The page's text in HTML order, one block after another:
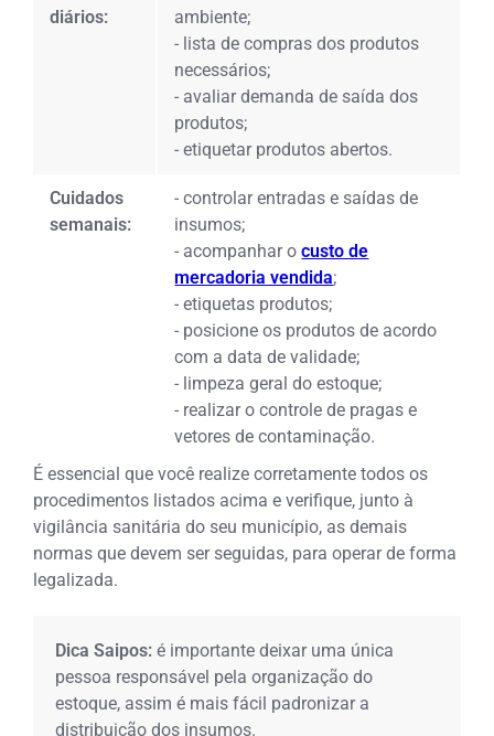
diários:
ambiente;
- lista de compras dos produtos
necessários;
- avaliar demanda de saída dos
produtos;
- etiquetar produtos abertos.
Cuidados
semanais:
- controlar entradas e saídas de
insumos;
- acompanhar ocusto de
mercadoria vendida;
- etiquetas produtos;
- posicione os produtos de acordo
com a data de validade;
- limpeza geral do estoque;
- realizar o controle de pragas e
vetores de contaminação.
É essencial que você realize corretamente todos os
procedimentos listados acima e verifique, junto à
vigilância sanitária do seu município, as demais
normas que devem ser seguidas, para operar de forma
legalizada.
Dica Saipos: é importante deixar uma única
pessoa responsável pela organização do
estoque, assim é mais fácil padronizar a
distribuição dos insumos.